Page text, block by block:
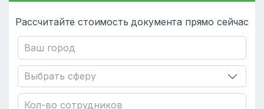
Рассчитайте стоимость документа прямо сейчас